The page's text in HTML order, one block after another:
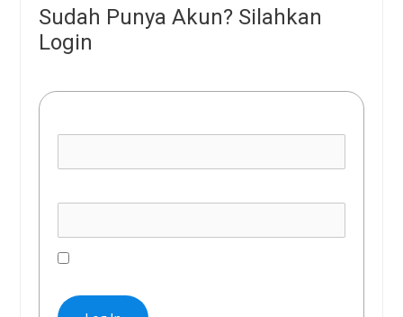
Sudah Punya Akun? Silahkan
Login
Remember Me